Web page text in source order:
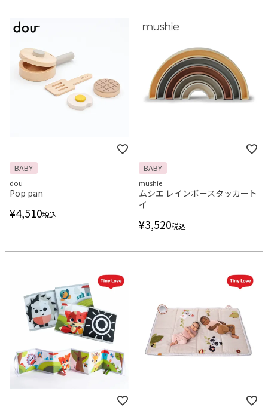
BABY
dou
Pop pan
¥4,510税込
BABY
mushie
ムシエ レインボースタッカート
イ
¥3,520税込